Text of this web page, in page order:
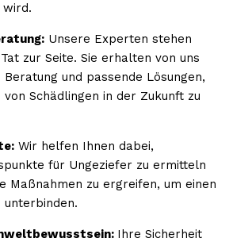
Unsere Experten stehen
zur Seite. Sie erhalten von uns
und passende Lösungen,
von Schädlingen in der Zukunft zu
Wir helfen Ihnen dabei,
für Ungeziefer zu ermitteln
Maßnahmen zu ergreifen, um einen
Ihre Sicherheit